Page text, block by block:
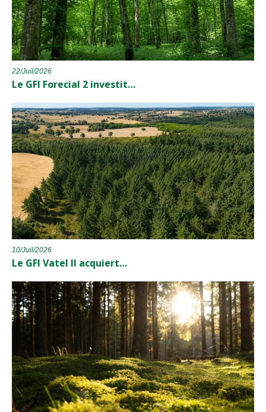
22/Juil/2026
Le GFI Forecial 2 investit…
10/Juil/2026
Le GFI Vatel II acquiert…